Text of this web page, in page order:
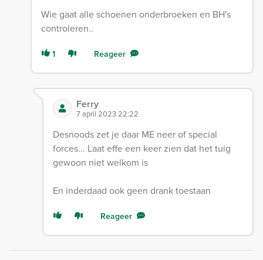
Wie gaat alle schoenen onderbroeken en BH's
controleren..
1 Reageer
Ferry
7 april 2023 22:22
Desnoods zet je daar ME neer of special
forces... Laat effe een keer zien dat het tuig
gewoon niet welkom is
En inderdaad ook geen drank toestaan
Reageer